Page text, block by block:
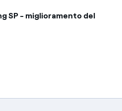
SP - miglioramento del